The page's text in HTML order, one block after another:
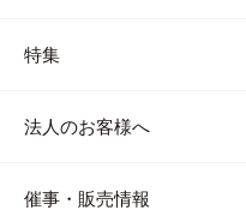
特集
法人のお客様へ
催事・販売情報